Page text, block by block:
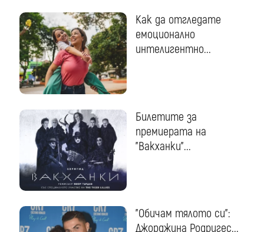
Как да отгледате
емоционално
интелигентно...
Билетите за
премиерата на
"Вакханки"...
"Обичам тялото си":
Джорджина Родригес...